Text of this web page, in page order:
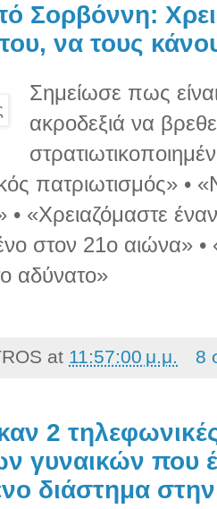
Σορβόννη:
να τους
Σημείωσε πως
ακροδεξιά να
πατριωτισμός» •
• «Χρειαζόμαστε
στον 21ο αιώνα» •
αδύνατο»
at 11:57:00 μ.μ. 8
2
γυναικών που
διάστημα